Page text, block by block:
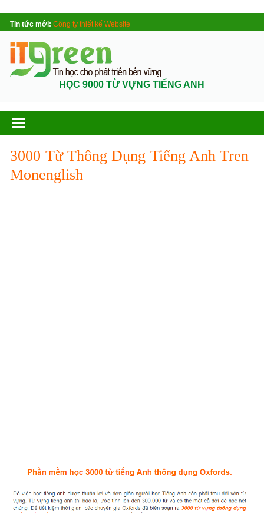
Tin tức mới: Công ty thiết kế Website
HỌC 9000 TỪ VỰNG TIẾNG ANH
3000 Từ Thông Dụng Tiếng Anh Tren
Monenglish